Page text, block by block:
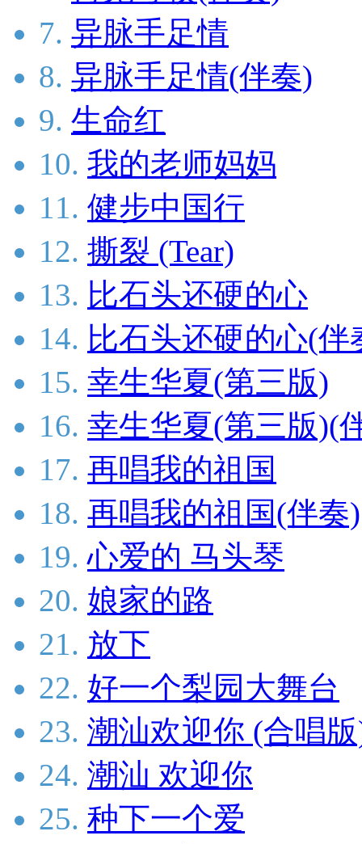
7. 异脉手足情
8. 异脉手足情(伴奏)
9. 生命红
10. 我的老师妈妈
11. 健步中国行
12. 撕裂 (Tear)
13. 比石头还硬的心
14. 比石头还硬的心(伴
15. 幸生华夏(第三版)
16. 幸生华夏(第三版)(
17. 再唱我的祖国
18. 再唱我的祖国(伴奏)
19. 心爱的 马头琴
20. 娘家的路
21. 放下
22. 好一个梨园大舞台
23. 潮汕欢迎你 (合唱
24. 潮汕 欢迎你
25. 种下一个爱